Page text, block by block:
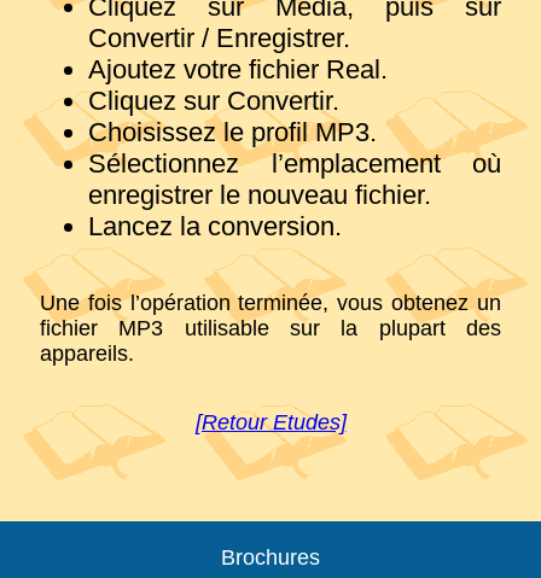
Cliquez sur Média, puis sur
Convertir / Enregistrer.
Ajoutez votre fichier Real.
Cliquez sur Convertir.
Choisissez le profil MP3.
Sélectionnez l’emplacement où
enregistrer le nouveau fichier.
Lancez la conversion.
Une fois l’opération terminée, vous obtenez un
fichier MP3 utilisable sur la plupart des
appareils.
[Retour Etudes]
Brochures